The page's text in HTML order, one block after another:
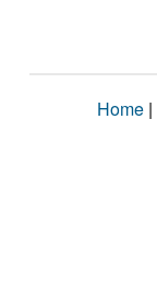
Home |